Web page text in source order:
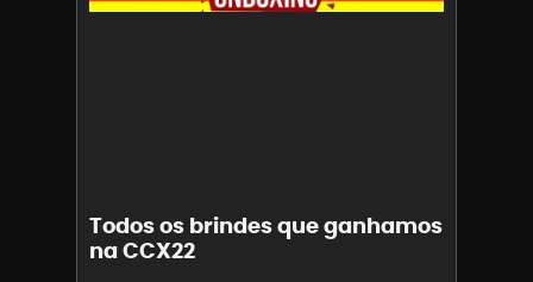
Todos os brindes que ganhamos
na CCX22